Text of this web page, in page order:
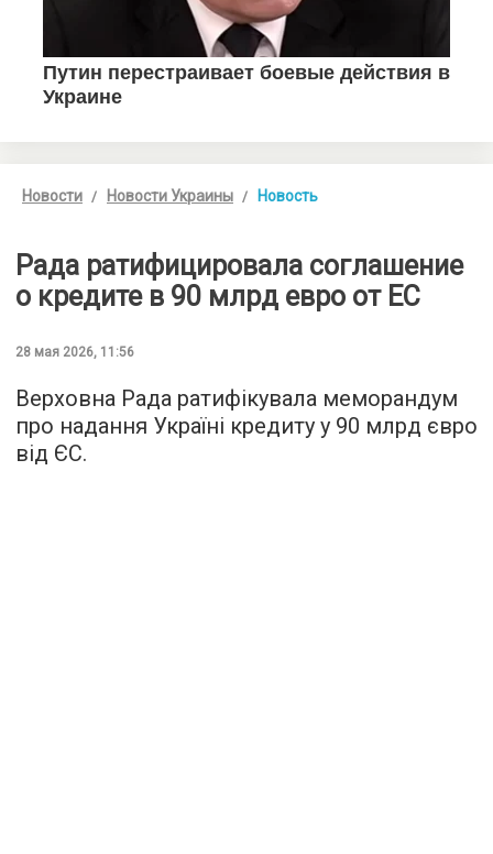
Новости Новости Украины Новость
Рада ратифицировала соглашение
о кредите в 90 млрд евро от ЕС
28 мая 2026, 11:56
Верховна Рада ратифікувала меморандум
про надання Україні кредиту у 90 млрд євро
від ЄС.